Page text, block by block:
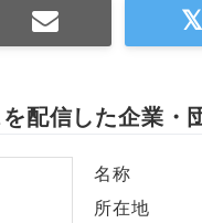
配信した企業・
名称
所在地